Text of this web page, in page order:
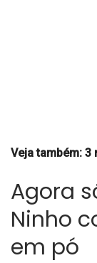
Veja também:
Agora
Ninho
em pó